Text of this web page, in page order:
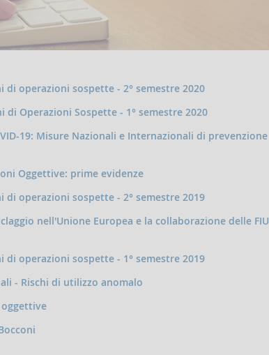
di operazioni sospette - 2° semestre 2020
di Operazioni Sospette - 1° semestre 2020
19: Misure Nazionali e Internazionali di prevenzione
Oggettive: prime evidenze
di operazioni sospette - 2° semestre 2019
nell'Unione Europea e la collaborazione delle FIU
di operazioni sospette - 1° semestre 2019
- Rischi di utilizzo anomalo
oggettive